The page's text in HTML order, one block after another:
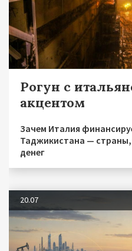
Рогун с
акцентом
Зачем Италия
Таджикистана — страны,
денег
20.07